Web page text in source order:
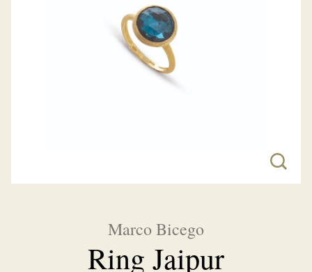
Marco Bicego
Ring Jaipur